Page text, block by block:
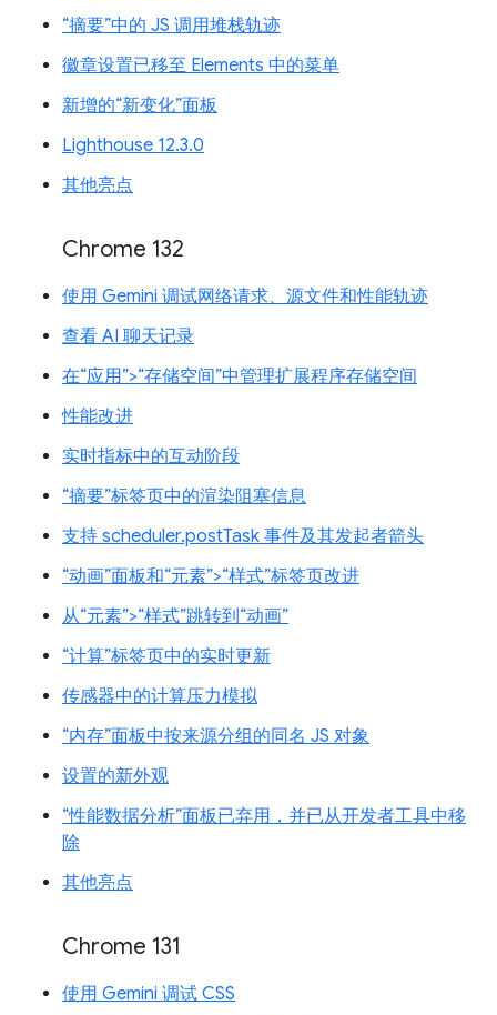
“摘要”中的 JS 调用堆栈轨迹
徽章设置已移至 Elements 中的菜单
新增的“新变化”面板
Lighthouse 12.3.0
其他亮点
Chrome 132
使用 Gemini 调试网络请求、源文件和性能轨迹
查看 AI 聊天记录
在“应用”>“存储空间”中管理扩展程序存储空间
性能改进
实时指标中的互动阶段
“摘要”标签页中的渲染阻塞信息
支持 scheduler.postTask 事件及其发起者箭头
“动画”面板和“元素”>“样式”标签页改进
从“元素”>“样式”跳转到“动画”
“计算”标签页中的实时更新
传感器中的计算压力模拟
“内存”面板中按来源分组的同名 JS 对象
设置的新外观
“性能数据分析”面板已弃用，并已从开发者工具中移
除
其他亮点
Chrome 131
使用 Gemini 调试 CSS